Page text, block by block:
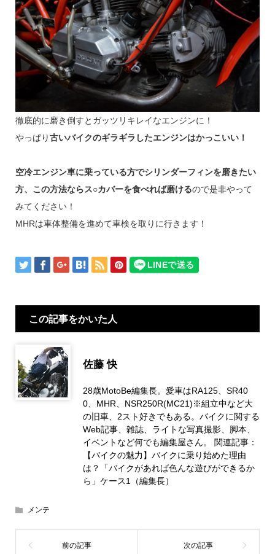
徹底的に磨き倒すとガッツリキレイなエンジンに！
やっぱり古いバイクのギラギラしたエンジンはかっこいい！
空冷エンジン車に乗っている方でシリンダーフィンを磨きたい
方、この方法ならス○カバーを食べれば磨けるので是非やって
みてください！
MHRは車体整備を進めて車検を取りに行きます！
この記事をかいた人
佐藤 快
28歳MotoBe編集長。愛車はRA125、SR40
0、MHR、NSR250R(MC21)※組立中など大
の旧車、2スト好きでもある。バイクに関する
Web記事、雑誌、ライトな写真撮影、脚本、
イベントなど何でも編集屋さん。 関連記事：
【バイクの魅力】バイクに乗り始めた理由
は？「バイクがあれば色んな遊びができるか
ら」ケース1（編集長）
メンテ